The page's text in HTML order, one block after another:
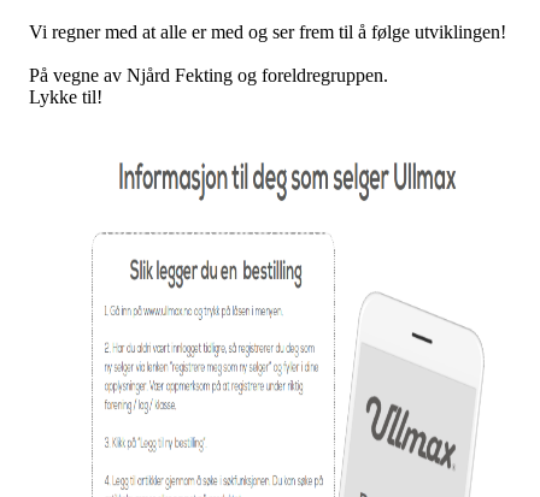
Vi regner med at alle er med og ser frem til å følge utviklingen!
På vegne av Njård Fekting og foreldregruppen.
Lykke til!